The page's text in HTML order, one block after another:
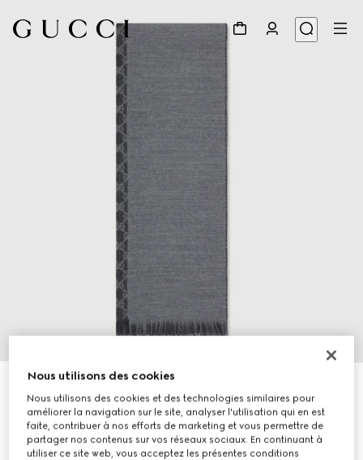
Écharpe en jacquard de laine GG
€ 390
Nous utilisons des cookies
Nous utilisons des cookies et des technologies similaires pour
améliorer la navigation sur le site, analyser l'utilisation qui en est
faite, contribuer à nos efforts de marketing et vous permettre de
partager nos contenus sur vos réseaux sociaux. En continuant à
utiliser ce site web, vous acceptez les présentes conditions